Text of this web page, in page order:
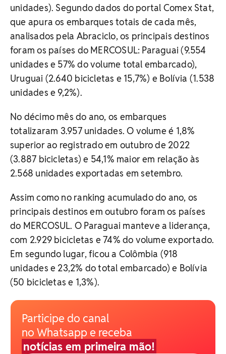
unidades). Segundo dados do portal Comex Stat,
que apura os embarques totais de cada mês,
analisados pela Abraciclo, os principais destinos
foram os países do MERCOSUL: Paraguai (9.554
unidades e 57% do volume total embarcado),
Uruguai (2.640 bicicletas e 15,7%) e Bolívia (1.538
unidades e 9,2%).
No décimo mês do ano, os embarques
totalizaram 3.957 unidades. O volume é 1,8%
superior ao registrado em outubro de 2022
(3.887 bicicletas) e 54,1% maior em relação às
2.568 unidades exportadas em setembro.
Assim como no ranking acumulado do ano, os
principais destinos em outubro foram os países
do MERCOSUL. O Paraguai manteve a liderança,
com 2.929 bicicletas e 74% do volume exportado.
Em segundo lugar, ficou a Colômbia (918
unidades e 23,2% do total embarcado) e Bolívia
(50 bicicletas e 1,3%).
Participe do canal
no Whatsapp e receba
notícias em primeira mão!